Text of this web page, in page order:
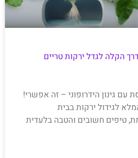
הקלה לגדל ירקות טריים
גינון הידרופוני – זה אפשרי!
לגידול ירקות בבית
טיפים חשובים והטבה בלעדית